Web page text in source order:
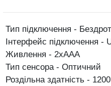
Тип підключення -
Інтерфейс підключення -
Живлення - 2xAAA
Тип сенсора - Оптичний
Роздільна здатність -